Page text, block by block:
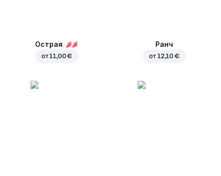
Острая
от11,00 €
Ранч
от 12,10 €